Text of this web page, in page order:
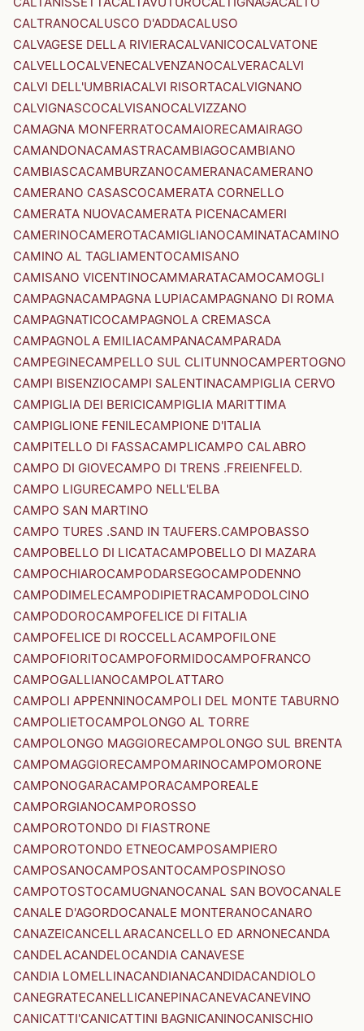
CALTRANOCALUSCO D'ADDACALUSO
CALVAGESE DELLA RIVIERACALVANICOCALVATONE
CALVELLOCALVENECALVENZANOCALVERACALVI
CALVI DELL'UMBRIACALVI RISORTACALVIGNANO
CALVIGNASCOCALVISANOCALVIZZANO
CAMAGNA MONFERRATOCAMAIORECAMAIRAGO
CAMANDONACAMASTRACAMBIAGOCAMBIANO
CAMBIASCACAMBURZANOCAMERANACAMERANO
CAMERANO CASASCOCAMERATA CORNELLO
CAMERATA NUOVACAMERATA PICENACAMERI
CAMERINOCAMEROTACAMIGLIANOCAMINATACAMINO
CAMINO AL TAGLIAMENTOCAMISANO
CAMISANO VICENTINOCAMMARATACAMOCAMOGLI
CAMPAGNACAMPAGNA LUPIACAMPAGNANO DI ROMA
CAMPAGNATICOCAMPAGNOLA CREMASCA
CAMPAGNOLA EMILIACAMPANACAMPARADA
CAMPEGINECAMPELLO SUL CLITUNNOCAMPERTOGNO
CAMPI BISENZIOCAMPI SALENTINACAMPIGLIA CERVO
CAMPIGLIA DEI BERICICAMPIGLIA MARITTIMA
CAMPIGLIONE FENILECAMPIONE D'ITALIA
CAMPITELLO DI FASSACAMPLICAMPO CALABRO
CAMPO DI GIOVECAMPO DI TRENS .FREIENFELD.
CAMPO LIGURECAMPO NELL'ELBA
CAMPO SAN MARTINO
CAMPO TURES .SAND IN TAUFERS.CAMPOBASSO
CAMPOBELLO DI LICATACAMPOBELLO DI MAZARA
CAMPOCHIAROCAMPODARSEGOCAMPODENNO
CAMPODIMELECAMPODIPIETRACAMPODOLCINO
CAMPODOROCAMPOFELICE DI FITALIA
CAMPOFELICE DI ROCCELLACAMPOFILONE
CAMPOFIORITOCAMPOFORMIDOCAMPOFRANCO
CAMPOGALLIANOCAMPOLATTARO
CAMPOLI APPENNINOCAMPOLI DEL MONTE TABURNO
CAMPOLIETOCAMPOLONGO AL TORRE
CAMPOLONGO MAGGIORECAMPOLONGO SUL BRENTA
CAMPOMAGGIORECAMPOMARINOCAMPOMORONE
CAMPONOGARACAMPORACAMPOREALE
CAMPORGIANOCAMPOROSSO
CAMPOROTONDO DI FIASTRONE
CAMPOROTONDO ETNEOCAMPOSAMPIERO
CAMPOSANOCAMPOSANTOCAMPOSPINOSO
CAMPOTOSTOCAMUGNANOCANAL SAN BOVOCANALE
CANALE D'AGORDOCANALE MONTERANOCANARO
CANAZEICANCELLARACANCELLO ED ARNONECANDA
CANDELACANDELOCANDIA CANAVESE
CANDIA LOMELLINACANDIANACANDIDACANDIOLO
CANEGRATECANELLICANEPINACANEVACANEVINO
CANICATTI'CANICATTINI BAGNICANINOCANISCHIO